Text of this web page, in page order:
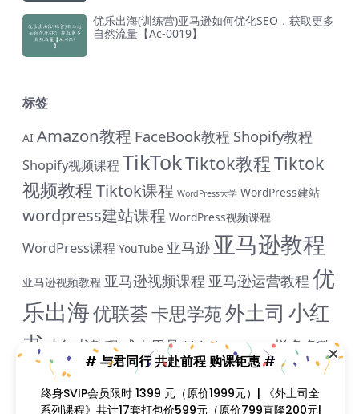
优乐出海(训练营)亚马逊如何优化SEO，获取更多
自然流量【Ac-0019】
标签
AI Amazon教程 FaceBook教程 Shopify教程
Shopify视频课程 TikTokTiktok教程Tiktok
视频教程Tiktok课程 WordPress大学 WordPress建站
wordpress建站课程 WordPress视频课程
WordPress课程 YouTube 亚马逊 亚马逊教程
亚马逊视频教程 亚马逊视频课程 亚马逊运营教程 优
乐出海优联荟卡思学苑外土司 小红
书 小红书教程 成人用品 抖音教程 拼多多 拼多多教
淘宝教程 米课
谷歌
ADS教程谷歌SEO教程 谷歌SEO课程 谷歌运用教程
# 与君同行 共赴前程 购课钜惠 #
终身SVIP会员限时 1399 元（原价1999元）| 《外土司全
系列课程》共计17套打包价599元（原价799直降200元|